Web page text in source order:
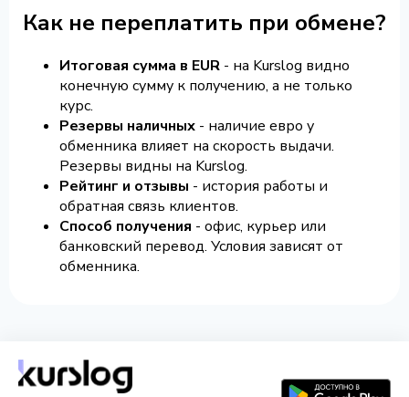
Как не переплатить при обмене?
Итоговая сумма в EUR - на Kurslog видно
конечную сумму к получению, а не только
курс.
Резервы наличных - наличие евро у
обменника влияет на скорость выдачи.
Резервы видны на Kurslog.
Рейтинг и отзывы - история работы и
обратная связь клиентов.
Способ получения - офис, курьер или
банковский перевод. Условия зависят от
обменника.